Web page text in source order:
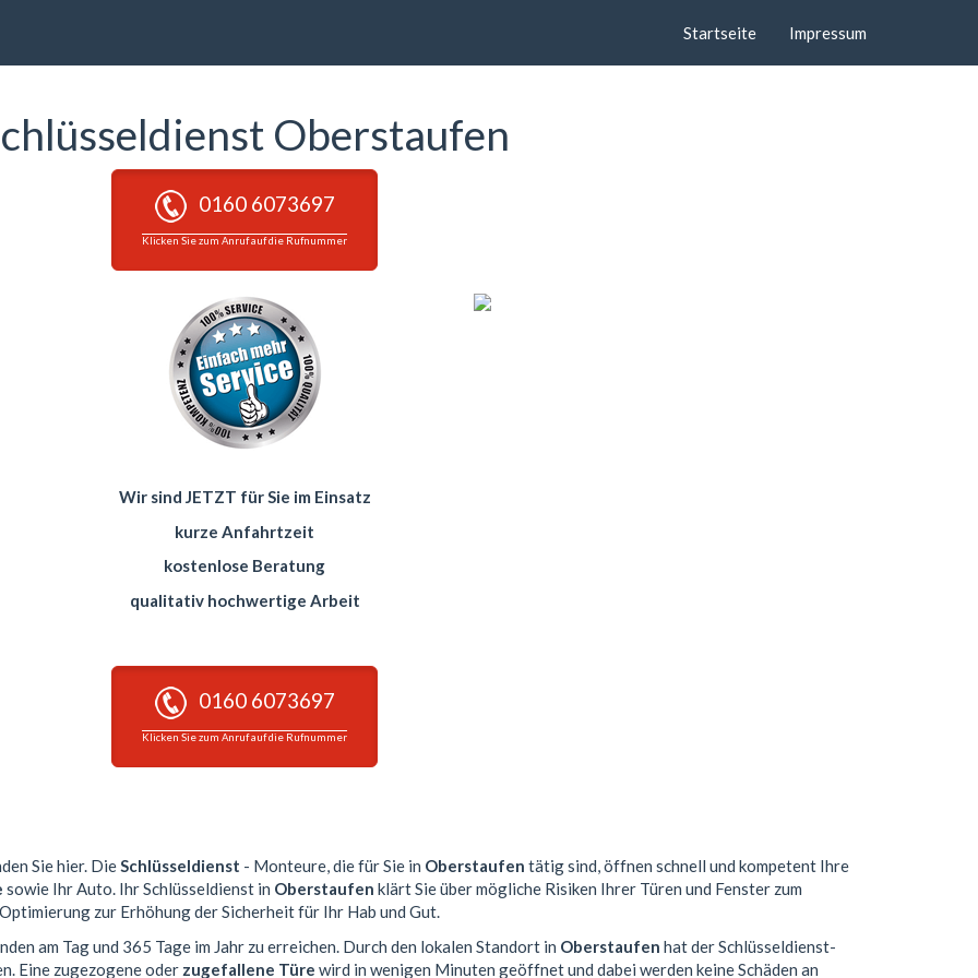
Startseite Impressum
Oberstaufen
0160 6073697
Klicken Sie zum Anruf auf die Rufnummer
Wir sind JETZT für Sie im Einsatz
kurze Anfahrtzeit
kostenlose Beratung
qualitativ hochwertige Arbeit
0160 6073697
Klicken Sie zum Anruf auf die Rufnummer
Sie hier. DieSchlüsseldienst - Monteure, die für Sie in Oberstaufen tätig sind, öffnen schnell und kompetent Ihre
sowie Ihr Auto. Ihr Schlüsseldienst in Oberstaufen klärt Sie über mögliche Risiken Ihrer Türen und Fenster zum
zur Erhöhung der Sicherheit für Ihr Hab und Gut.
am Tag und 365 Tage im Jahr zu erreichen. Durch den lokalen Standort in Oberstaufen hat der Schlüsseldienst-
Eine zugezogene oder zugefallene Türe wird in wenigen Minuten geöffnet und dabei werden keine Schäden an